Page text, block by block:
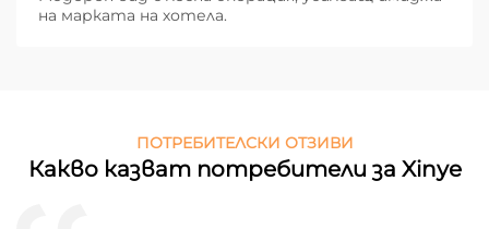
на марката на хотела.
ПОТРЕБИТЕЛСКИ ОТЗИВИ
Какво казват потребители за Xinye